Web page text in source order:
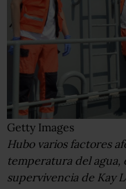
Getty Images
Hubo varios factores
temperatura del agua,
supervivencia de Kay